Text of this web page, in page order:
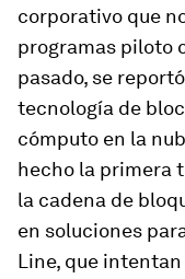
corporativo que
programas piloto
pasado, se
tecnología de
cómputo en la
hecho la primera
la cadena de
en soluciones
Line, que